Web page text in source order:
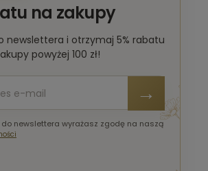
na zakupy
newslettera i otrzymaj 5% rabatu
powyżej 100 zł!
newslettera wyrażasz zgodę na naszą